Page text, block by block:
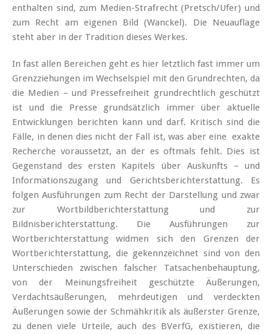
enthalten sind, zum Medien-Strafrecht (Pretsch/Ufer) und
zum Recht am eigenen Bild (Wanckel). Die Neuauflage
steht aber in der Tradition dieses Werkes.
In fast allen Bereichen geht es hier letztlich fast immer um
Grenzziehungen im Wechselspiel mit den Grundrechten, da
die Medien – und Pressefreiheit grundrechtlich geschützt
ist und die Presse grundsätzlich immer über aktuelle
Entwicklungen berichten kann und darf. Kritisch sind die
Fälle, in denen dies nicht der Fall ist, was aber eine exakte
Recherche voraussetzt, an der es oftmals fehlt. Dies ist
Gegenstand des ersten Kapitels über Auskunfts – und
Informationszugang und Gerichtsberichterstattung. Es
folgen Ausführungen zum Recht der Darstellung und zwar
zur Wortbildberichterstattung und zur
Bildnisberichterstattung. Die Ausführungen zur
Wortberichterstattung widmen sich den Grenzen der
Wortberichterstattung, die gekennzeichnet sind von den
Unterschieden zwischen falscher Tatsachenbehauptung,
von der Meinungsfreiheit geschützte Äußerungen,
Verdachtsäußerungen, mehrdeutigen und verdeckten
Äußerungen sowie der Schmähkritik als äußerster Grenze,
zu denen viele Urteile, auch des BVerfG, existieren, die